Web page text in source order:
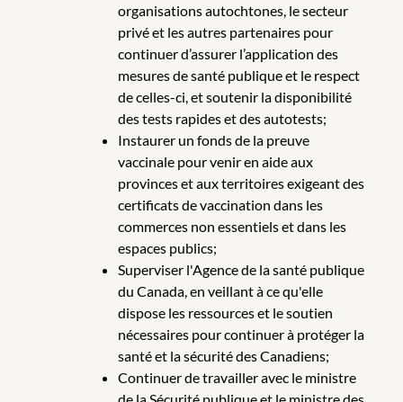
organisations autochtones, le secteur
privé et les autres partenaires pour
continuer d’assurer l’application des
mesures de santé publique et le respect
de celles-ci, et soutenir la disponibilité
des tests rapides et des autotests;
Instaurer un fonds de la preuve
vaccinale pour venir en aide aux
provinces et aux territoires exigeant des
certificats de vaccination dans les
commerces non essentiels et dans les
espaces publics;
Superviser l'Agence de la santé publique
du Canada, en veillant à ce qu'elle
dispose les ressources et le soutien
nécessaires pour continuer à protéger la
santé et la sécurité des Canadiens;
Continuer de travailler avec le ministre
de la Sécurité publique et le ministre des